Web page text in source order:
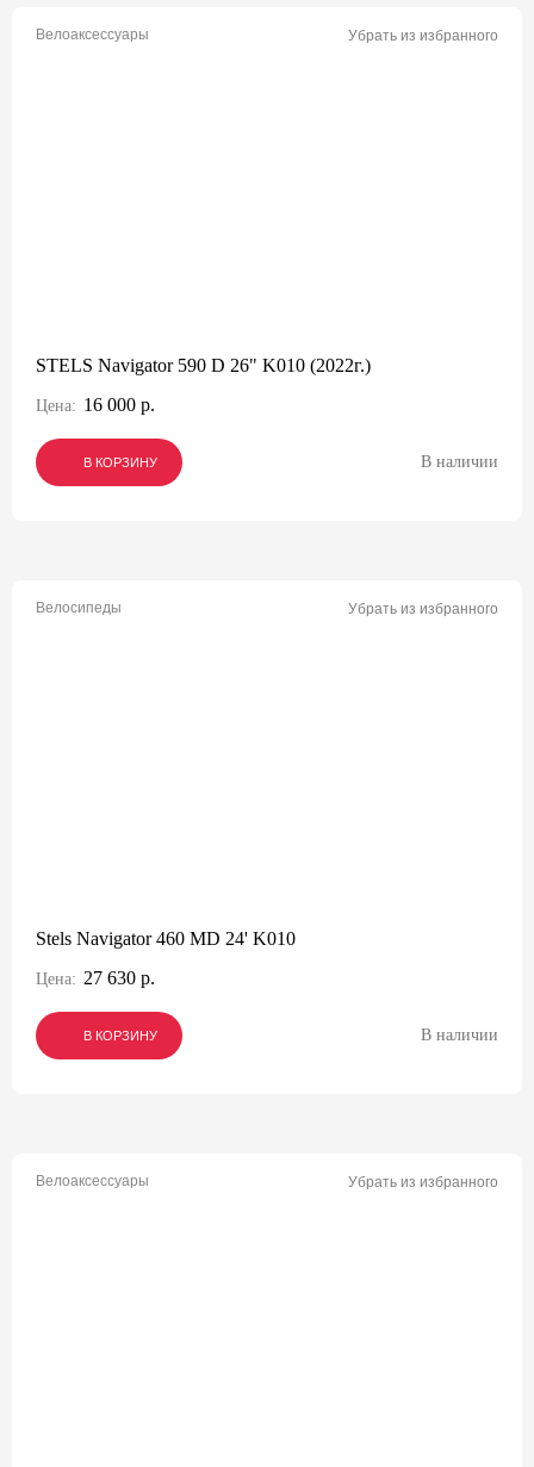
Велоаксессуары Убрать из избранного
STELS Navigator 590 D 26" K010 (2022г.)
Цена: 16 000 р.
В КОРЗИНУ
В КОРЗИНУ
В КОРЗИНУ В наличии
Велосипеды Убрать из избранного
Stels Navigator 460 MD 24' K010
Цена: 27 630 р.
В КОРЗИНУ
В КОРЗИНУ
В КОРЗИНУ В наличии
Велоаксессуары Убрать из избранного